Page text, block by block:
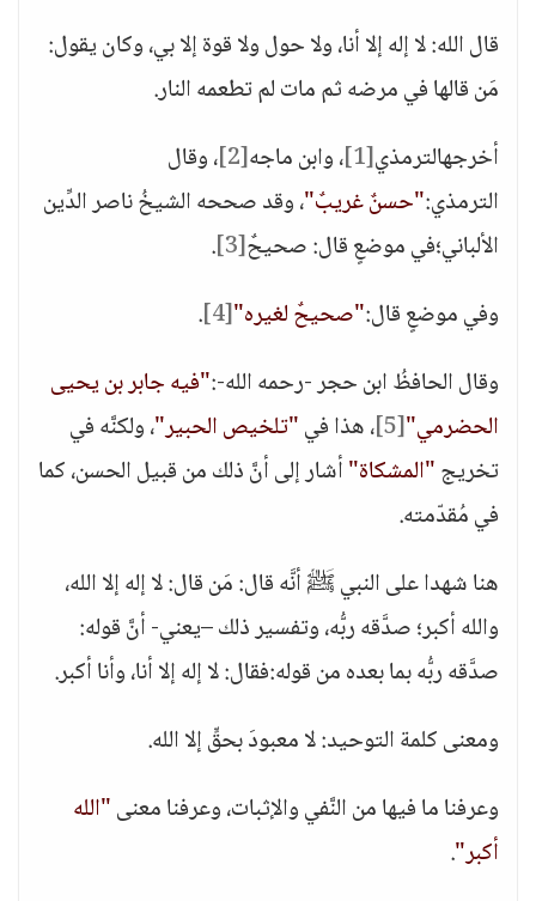
قال الله: لا إله إلا أنا، ولا حول ولا قوة إلا بي، وكان يقول:
مَن قالها في مرضه ثم مات لم تطعمه النار.
أخرجهالترمذي[1] ، وابن ماجه[2] ، وقال
الترمذي:"حسنٌ غريبٌ"، وقد صححه الشيخُ ناصر الدِّين
الألباني؛في موضعٍ قال: صحيحٌ[3]
.
وفي موضعٍ قال:"صحيحٌ لغيره"[4]
.
وقال الحافظُ ابن حجر -رحمه الله-:"فيه جابر بن يحيى
الحضرمي"[5] ، هذا في"تلخيص الحبير"، ولكنَّه في
تخريج"المشكاة"أشار إلى أنَّ ذلك من قبيل الحسن، كما
في مُقدّمته.
هنا شهدا على النبي ﷺ أنَّه قال: مَن قال: لا إله إلا الله،
والله أكبر؛ صدَّقه ربُّه، وتفسير ذلك –يعني- أنَّ قوله:
صدَّقه ربُّه بما بعده من قوله:فقال: لا إله إلا أنا، وأنا أكبر.
ومعنى كلمة التوحيد: لا معبودَ بحقٍّ إلا الله.
وعرفنا ما فيها من النَّفي والإثبات، وعرفنا معنى"الله
أكبر".